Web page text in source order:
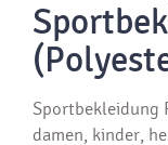
Sportbekleidung
damen, kinder,